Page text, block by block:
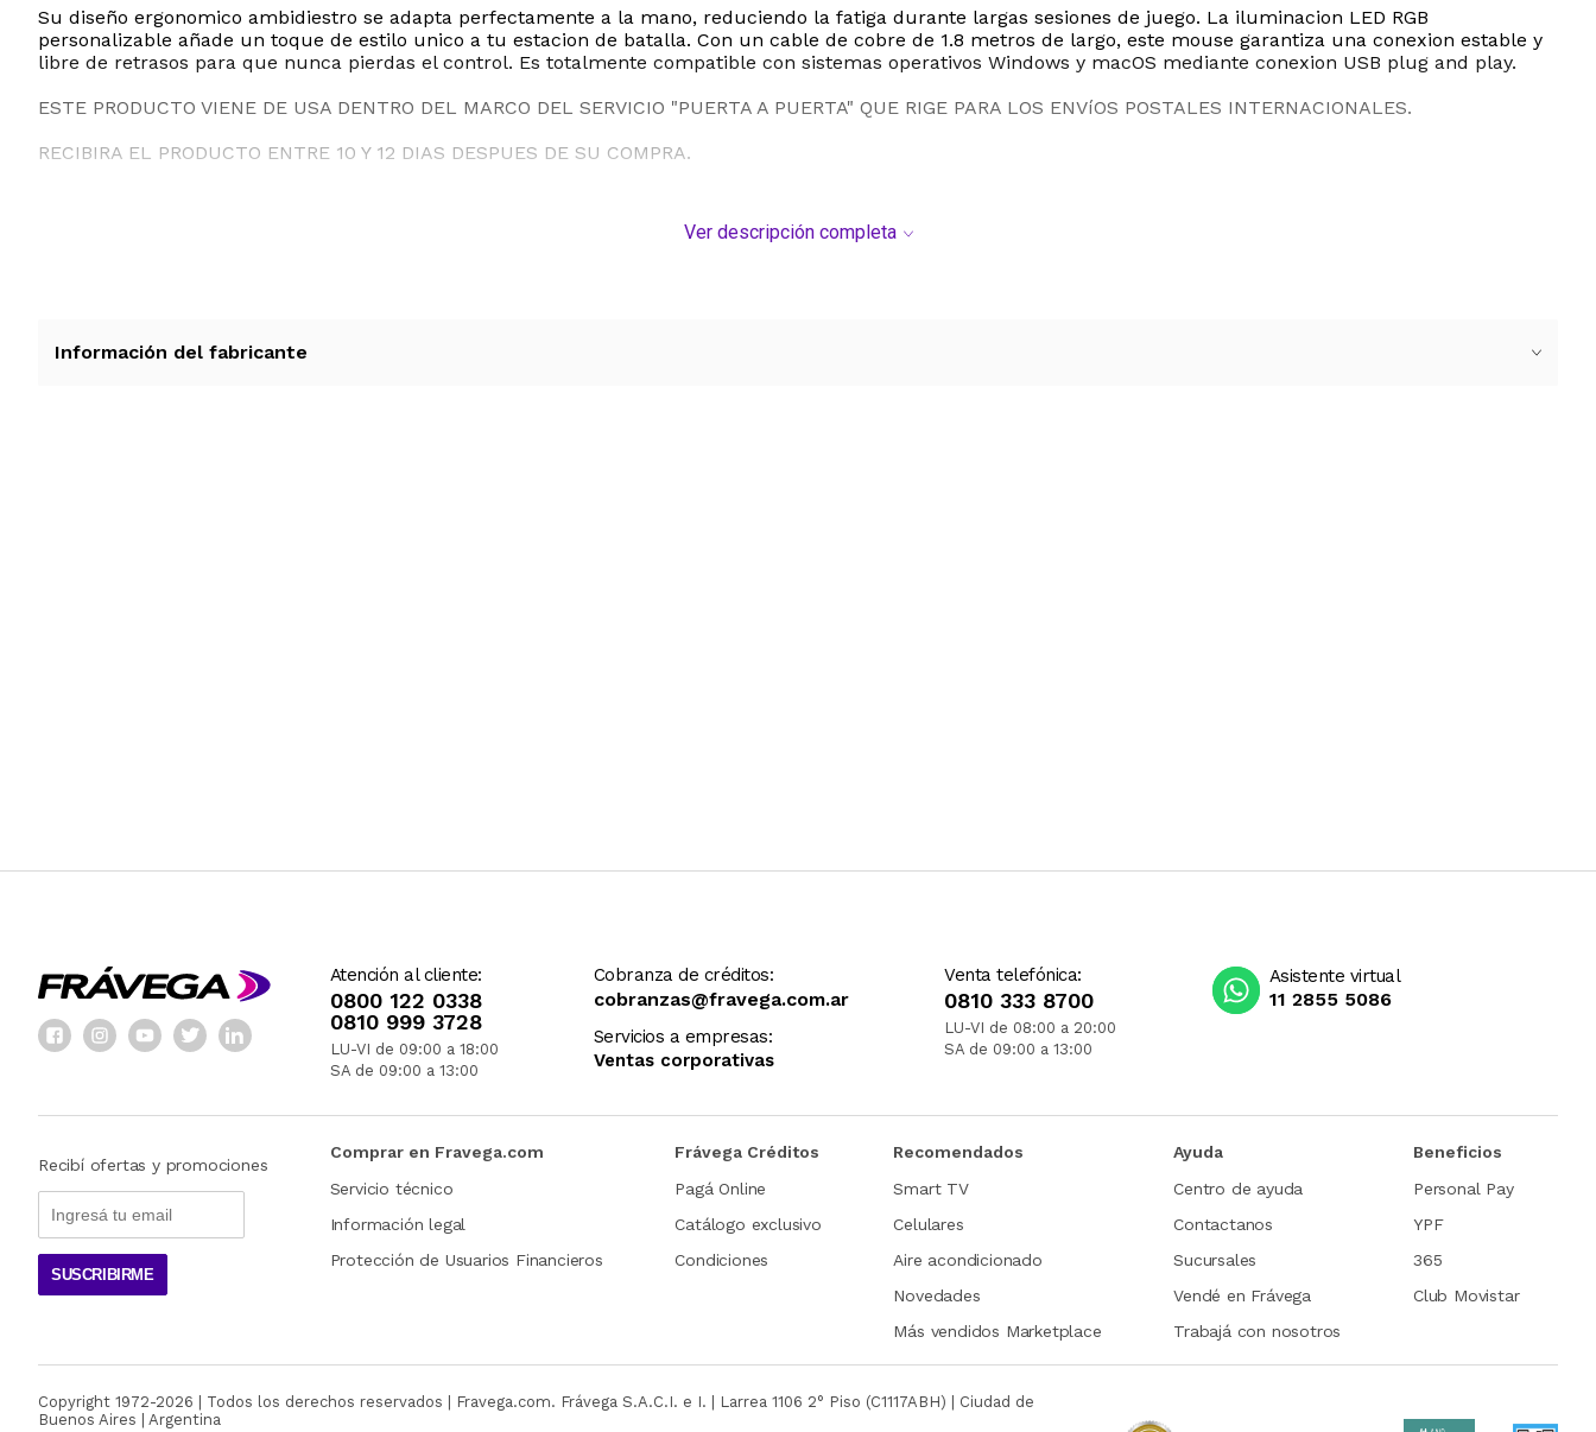
Su diseño ergonomico ambidiestro se adapta perfectamente a la mano, reduciendo la fatiga durante largas sesiones de juego. La iluminacion LED RGB
personalizable añade un toque de estilo unico a tu estacion de batalla. Con un cable de cobre de 1.8 metros de largo, este mouse garantiza una conexion estable y
libre de retrasos para que nunca pierdas el control. Es totalmente compatible con sistemas operativos Windows y macOS mediante conexion USB plug and play.
ESTE PRODUCTO VIENE DE USA DENTRO DEL MARCO DEL SERVICIO "PUERTA A PUERTA" QUE RIGE PARA LOS ENVíOS POSTALES INTERNACIONALES.
RECIBIRA EL PRODUCTO ENTRE 10 Y 12 DIAS DESPUES DE SU COMPRA.
Ver descripción completa
Información del fabricante
Atención al cliente:
0800 122 0338
0810 999 3728
LU-VI de 09:00 a 18:00
SA de 09:00 a 13:00
Cobranza de créditos:
cobranzas@fravega.com.ar
Servicios a empresas:
Ventas corporativas
Venta telefónica:
0810 333 8700
LU-VI de 08:00 a 20:00
SA de 09:00 a 13:00
Asistente virtual
11 2855 5086
Recibí ofertas y promociones
SUSCRIBIRME
Comprar en Fravega.com
Servicio técnico
Información legal
Protección de Usuarios Financieros
Frávega Créditos
Pagá Online
Catálogo exclusivo
Condiciones
Recomendados
Smart TV
Celulares
Aire acondicionado
Novedades
Más vendidos Marketplace
Ayuda
Centro de ayuda
Contactanos
Sucursales
Vendé en Frávega
Trabajá con nosotros
Beneficios
Personal Pay
YPF
365
Club Movistar
Copyright 1972-2026 | Todos los derechos reservados | Fravega.com. Frávega S.A.C.I. e I. | Larrea 1106 2° Piso (C1117ABH) | Ciudad de
Buenos Aires | Argentina